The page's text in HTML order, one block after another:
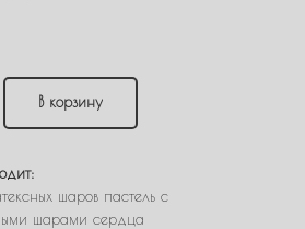
В корзину
шаров пастель с
шарами сердца